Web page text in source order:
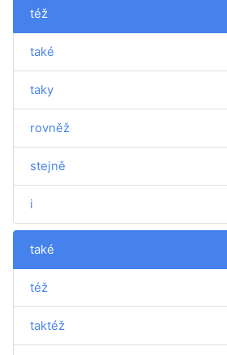
též
také
taky
rovněž
stejně
i
také
též
taktéž